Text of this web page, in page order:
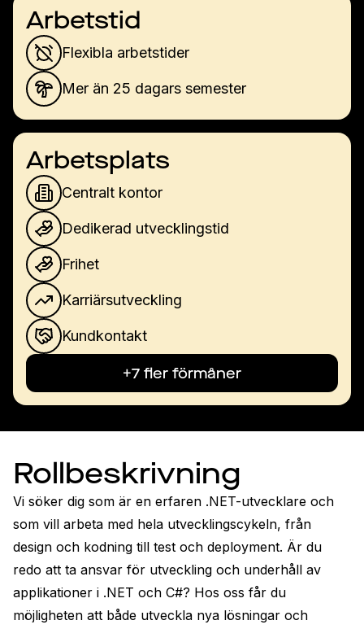
Arbetstid
Flexibla arbetstider
Mer än 25 dagars semester
Arbetsplats
Centralt kontor
Dedikerad utvecklingstid
Frihet
Karriärsutveckling
Kundkontakt
+7 fler förmåner
Rollbeskrivning
Vi söker dig som är en erfaren .NET-utvecklare och
som vill arbeta med hela utvecklingscykeln, från
design och kodning till test och deployment. Är du
redo att ta ansvar för utveckling och underhåll av
applikationer i .NET och C#? Hos oss får du
möjligheten att både utveckla nya lösningar och